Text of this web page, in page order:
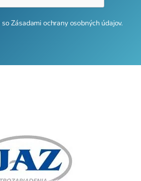
soZásadami ochrany osobných údajov.